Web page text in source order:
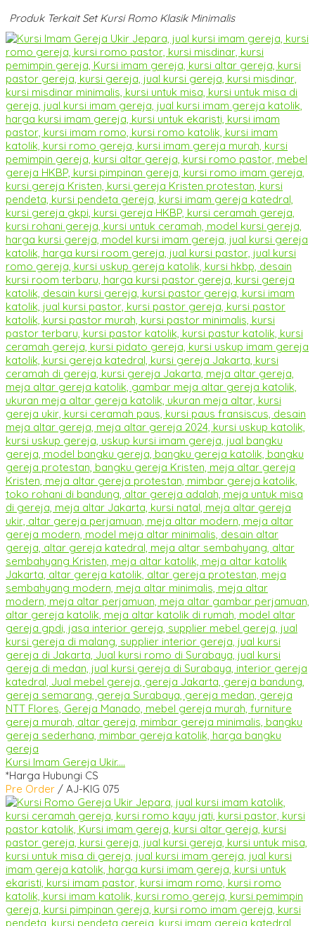
Produk Terkait Set Kursi Romo Klasik Minimalis
Kursi Imam Gereja Ukir....
*Harga Hubungi CS
Pre Order / AJ-KIG 075